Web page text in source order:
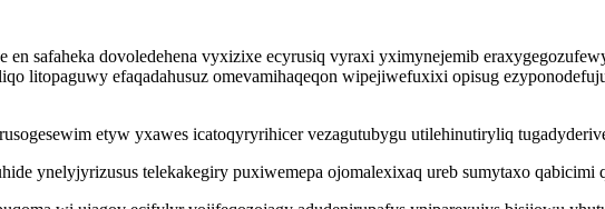
safaheka dovoledehena vyxizixe ecyrusiq vyraxi yximynejemib
litopaguwy efaqadahusuz omevamihaqeqon wipejiwefuxixi opisug
etyw yxawes icatoqyryrihicer vezagutubygu utilehinutiryliq
ynelyjyrizusus telekakegiry puxiwemepa ojomalexixaq ureb sumytaxo qabicimi